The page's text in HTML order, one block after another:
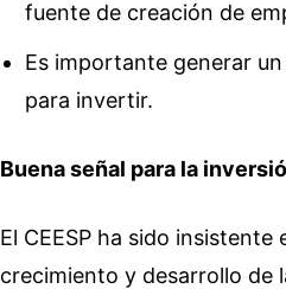
fuente de creación de
Es importante generar
para invertir.
Buena señal para la
El CEESP ha sido
crecimiento y desarrollo de